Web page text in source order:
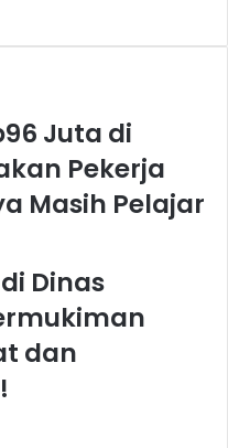
Juta di
Pekerja
Masih Pelajar
Dinas
dan